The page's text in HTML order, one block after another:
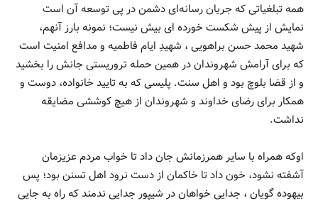
همه تبلغیاتی که جریان رسانه‌‌ای دشمن در پی توسعه آن است
نمایش از پیش شکست خورده ‌ای بیش نیست؛ نمونه بارز آنهم،
شهید محمد حسن براهویی ، شهیدِ ایام فاطمیه و مدافع امنیت است
‌که برای آرامش شهروندان در همین حمله تروریستی جانش را بخشید
و از قضا بلوچ بود و اهل سنت. پلیسی که به تایید خانواده، دوست و
همکار برای رضای خداوند و شهروندان از هیچ کوششی مضایقه
نداشت.
اوکه همراه با سایر همرزمانش جان داد تا خواب مردم عزیزمان
آشفته نشود، خون داد تا خاکمان از دست نرود اهل تسنن بود؛ پس
بیهوده گویان ، جدایی خواهان در شیپور جدایی ندمند که راه به جایی